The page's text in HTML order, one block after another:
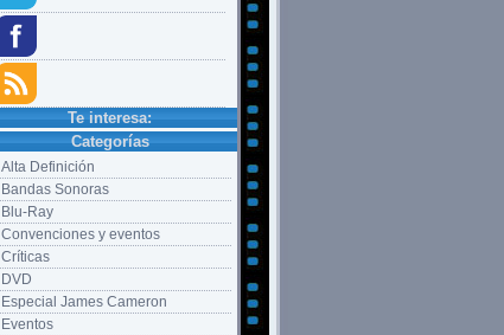
Te interesa:
Categorías
Alta Definición
Bandas Sonoras
Blu-Ray
Convenciones y eventos
Críticas
DVD
Especial James Cameron
Eventos